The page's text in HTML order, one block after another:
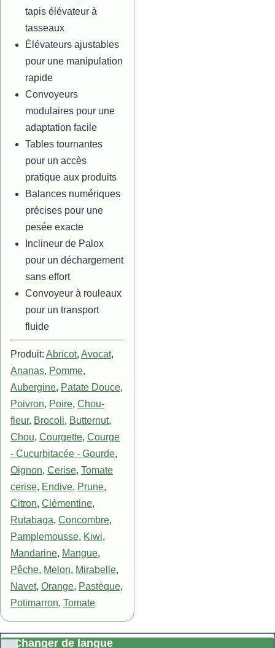
tapis élévateur à
tasseaux
Élévateurs ajustables
pour une manipulation
rapide
Convoyeurs
modulaires pour une
adaptation facile
Tables tournantes
pour un accès
pratique aux produits
Balances numériques
précises pour une
pesée exacte
Inclineur de Palox
pour un déchargement
sans effort
Convoyeur à rouleaux
pour un transport
fluide
Produit: Abricot, Avocat,
Ananas, Pomme,
Aubergine, Patate Douce,
Poivron, Poire, Chou-
fleur, Brocoli, Butternut,
Chou, Courgette, Courge
- Cucurbitacée - Gourde,
Oignon, Cerise, Tomate
cerise, Endive, Prune,
Citron, Clémentine,
Rutabaga, Concombre,
Pamplemousse, Kiwi,
Mandarine, Mangue,
Pêche, Melon, Mirabelle,
Navet, Orange, Pastèque,
Potimarron, Tomate
Changer de langue